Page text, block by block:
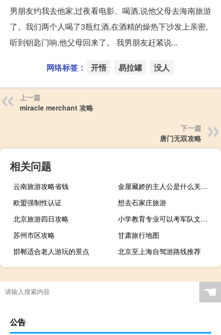
男朋友约我去他家,过夜看电影、喝酒,说他父母去海南旅游
了。我们两个人喝了3瓶红酒,在酒精的燥热下沙发上亲密,
听到钥匙门响,他父母回来了。 我男朋友赶紧说...
网络标签： 开悟 易拉罐 没人
上一篇
miracle merchant 攻略
下一篇
唐门无双攻略
相关问题
云南旅游攻略省钱
金屋藏娇的主人公是什么关系（金屋藏娇的主人公是谁）
欧盟强制性认证
想去石家庄旅游
北京旅游四日攻略
小学教育专业可以考军队文职吗
苏州市区攻略
甘肃旅行地图
邯郸适合老人游玩的景点
北京至上海自驾游路线推荐
☚
公告